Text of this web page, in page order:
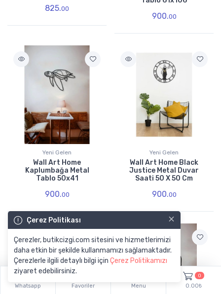
825.00
900.00
Yeni Gelen
Wall Art Home
Kaplumbağa Metal
Tablo 50x41
900.00
Yeni Gelen
Wall Art Home Black
Justice Metal Duvar
Saati 50 X 50 Cm
900.00
Çerez Politikası ×
Çerezler, butikcizgi.com sitesini ve hizmetlerimizi
daha etkin bir şekilde kullanmamızı sağlamaktadır.
Çerezlerle ilgili detaylı bilgi için Çerez Politikamızı
ziyaret edebilirsiniz.
Whatsapp Favoriler Menu
0
0.00₺